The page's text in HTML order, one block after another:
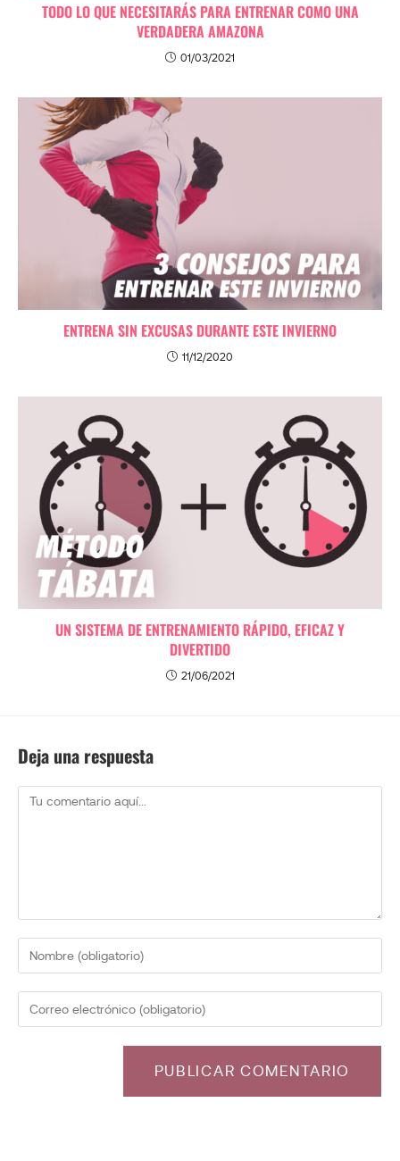
TODO LO QUE NECESITARÁS PARA ENTRENAR COMO UNA
VERDADERA AMAZONA
01/03/2021
ENTRENA SIN EXCUSAS DURANTE ESTE INVIERNO
11/12/2020
UN SISTEMA DE ENTRENAMIENTO RÁPIDO, EFICAZ Y
DIVERTIDO
21/06/2021
Deja una respuesta